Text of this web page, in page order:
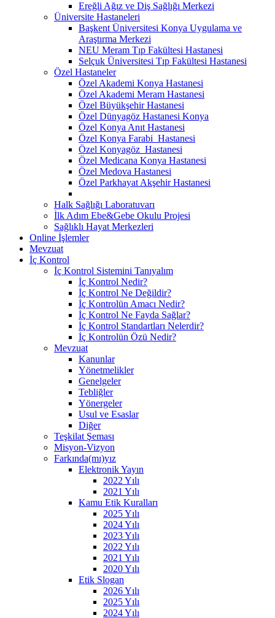
Ereğli Ağız ve Diş Sağlığı Merkezi
Üniversite Hastaneleri
Başkent Üniversitesi Konya Uygulama ve
Araştırma Merkezi
NEU Meram Tıp Fakültesi Hastanesi
Selçuk Üniversitesi Tıp Fakültesi Hastanesi
Özel Hastaneler
Özel Akademi Konya Hastanesi
Özel Akademi Meram Hastanesi
Özel Büyükşehir Hastanesi
Özel Dünyagöz Hastanesi Konya
Özel Konya Anıt Hastanesi
Özel Konya Farabi Hastanesi
Özel Konyagöz Hastanesi
Özel Medicana Konya Hastanesi
Özel Medova Hastanesi
Özel Parkhayat Akşehir Hastanesi
Halk Sağlığı Laboratuvarı
İlk Adım Ebe&Gebe Okulu Projesi
Sağlıklı Hayat Merkezleri
Online İşlemler
Mevzuat
İç Kontrol
İç Kontrol Sistemini Tanıyalım
İç Kontrol Nedir?
İç Kontrol Ne Değildir?
İç Kontrolün Amacı Nedir?
İç Kontrol Ne Fayda Sağlar?
İç Kontrol Standartları Nelerdir?
İç Kontrolün Özü Nedir?
Mevzuat
Kanunlar
Yönetmelikler
Genelgeler
Tebliğler
Yönergeler
Usul ve Esaslar
Diğer
Teşkilat Şeması
Misyon-Vizyon
Farkında(mı)yız
Elektronik Yayın
2022 Yılı
2021 Yılı
Kamu Etik Kuralları
2025 Yılı
2024 Yılı
2023 Yılı
2022 Yılı
2021 Yılı
2020 Yılı
Etik Slogan
2026 Yılı
2025 Yılı
2024 Yılı